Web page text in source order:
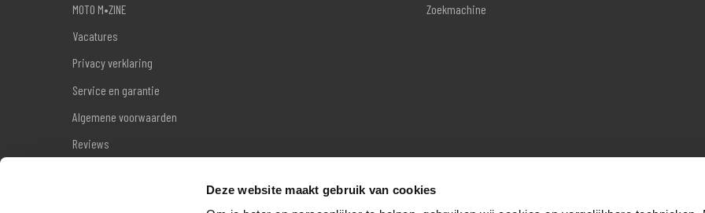
Deze website maakt gebruik van cookies
MOTO M•ZINE
Vacatures
Privacy verklaring
Service en garantie
Algemene voorwaarden
Reviews
Zoekmachine